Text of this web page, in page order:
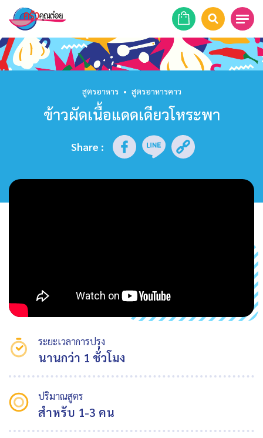
หน้าแรก
ร้านอาหาร
รายการย้อนหลัง
สูตรอาหาร • สูตรอาหารคาว
ข้าวผัดเนื้อแดดเดียวโหระพา
Share :
ระยะเวลาการปรุง
นานกว่า 1 ชั่วโมง
ปริมาณสูตร
สำหรับ 1-3 คน